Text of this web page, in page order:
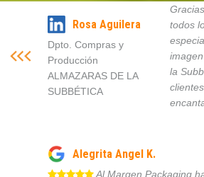
Rosa Aguilera
Dpto. Compras y
Producción
ALMAZARAS DE LA
SUBBÉTICA
todos
la
Alegrita Angel K.
Al Margen Packaging